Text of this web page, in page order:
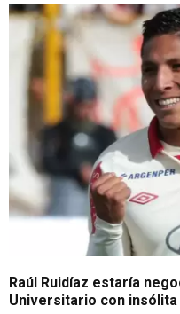
La "Pulga" se acerca
Raúl Ruidíaz estaría
Universitario con